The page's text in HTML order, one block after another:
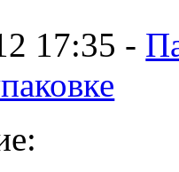
17:35 -